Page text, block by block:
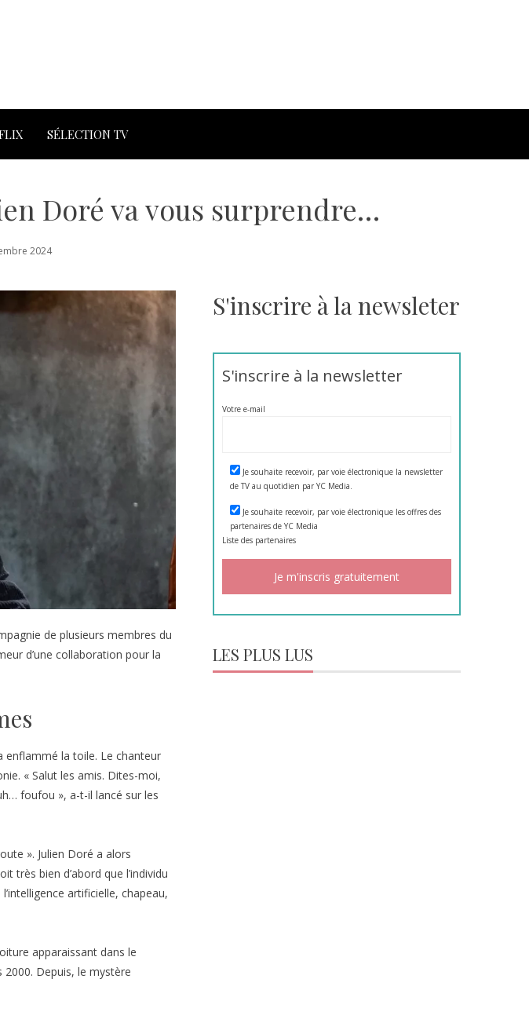
SÉLECTION TV
Doré va vous surprendre…
2024
de plusieurs membres du
d’une collaboration pour la
enflammé la toile. Le chanteur
« Salut les amis. Dites-moi,
foufou », a-t-il lancé sur les
». Julien Doré a alors
très bien d’abord que l’individu
artificielle, chapeau,
apparaissant dans le
Depuis, le mystère
S'inscrire à la newsleter
S'inscrire à la newsletter
Votre e-mail
Je souhaite recevoir, par voie électronique la newsletter
de TV au quotidien par YC Media.
Je souhaite recevoir, par voie électronique les offres des
partenaires de YC Media
Liste des partenaires
LES PLUS LUS